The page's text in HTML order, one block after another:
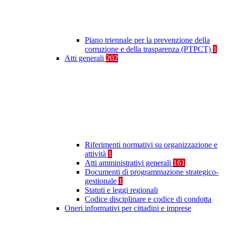
Piano triennale per la prevenzione della
corruzione e della trasparenza (PTPCT) 1
Atti generali 202
Riferimenti normativi su organizzazione e
attività 1
Atti amministrativi generali 161
Documenti di programmazione strategico-
gestionale 1
Statuti e leggi regionali
Codice disciplinare e codice di condotta
Oneri informativi per cittadini e imprese